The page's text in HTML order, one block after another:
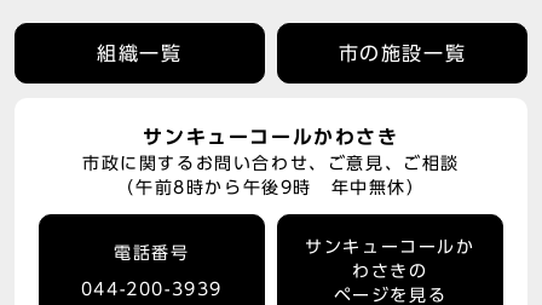
組織一覧 市の施設一覧
サンキューコールかわさき
市政に関するお問い合わせ、ご意見、ご相談
（午前8時から午後9時 年中無休）
電話番号
044-200-3939
サンキューコールか
わさきの
ページを見る